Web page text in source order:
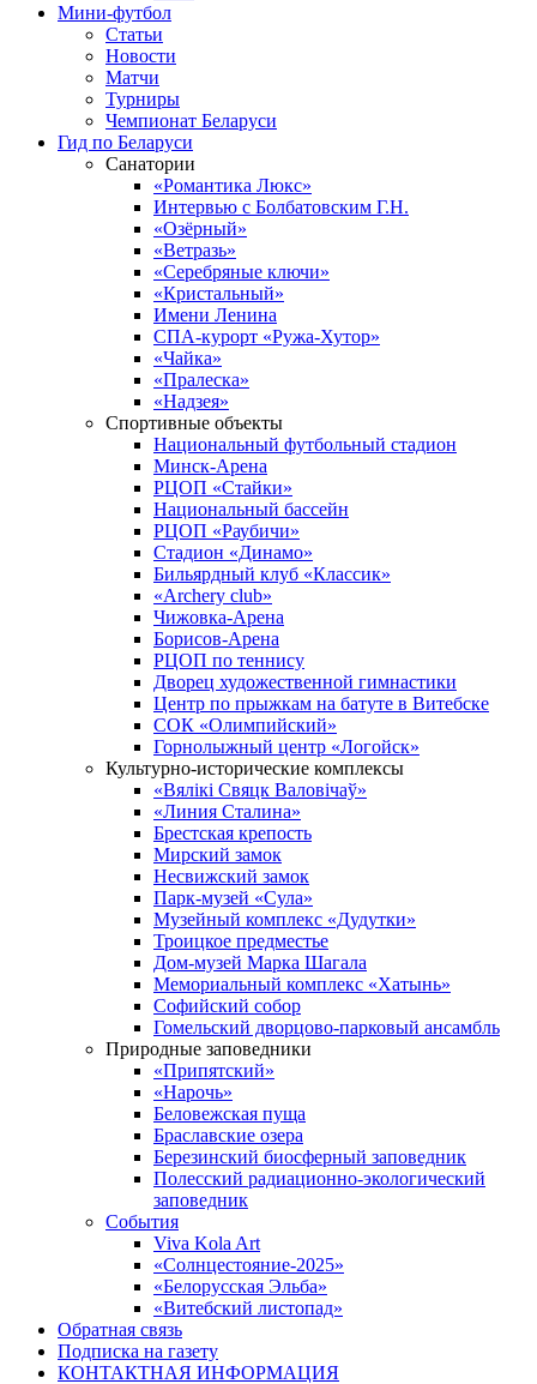
Мини-футбол
Статьи
Новости
Матчи
Турниры
Чемпионат Беларуси
Гид по Беларуси
Санатории
«Романтика Люкс»
Интервью с Болбатовским Г.Н.
«Озёрный»
«Ветразь»
«Серебряные ключи»
«Кристальный»
Имени Ленина
СПА-курорт «Ружа-Хутор»
«Чайка»
«Пралеска»
«Надзея»
Спортивные объекты
Национальный футбольный стадион
Минск-Арена
РЦОП «Стайки»
Национальный бассейн
РЦОП «Раубичи»
Стадион «Динамо»
Бильярдный клуб «Классик»
«Archery club»
Чижовка-Арена
Борисов-Арена
РЦОП по теннису
Дворец художественной гимнастики
Центр по прыжкам на батуте в Витебске
СОК «Олимпийский»
Горнолыжный центр «Логойск»
Культурно-исторические комплексы
«Вялікі Свяцк Валовічаў»
«Линия Сталина»
Брестская крепость
Мирский замок
Несвижский замок
Парк-музей «Сула»
Музейный комплекс «Дудутки»
Троицкое предместье
Дом-музей Марка Шагала
Мемориальный комплекс «Хатынь»
Софийский собор
Гомельский дворцово-парковый ансамбль
Природные заповедники
«Припятский»
«Нарочь»
Беловежская пуща
Браславские озера
Березинский биосферный заповедник
Полесский радиационно-экологический
заповедник
События
Viva Kola Art
«Солнцестояние-2025»
«Белорусская Эльба»
«Витебский листопад»
Обратная связь
Подписка на газету
КОНТАКТНАЯ ИНФОРМАЦИЯ